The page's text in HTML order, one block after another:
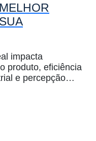
impacta
produto, eficiência
e percepção…